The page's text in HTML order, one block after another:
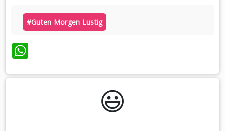
#guten Morgen Lustig
WhatsApp
😃️